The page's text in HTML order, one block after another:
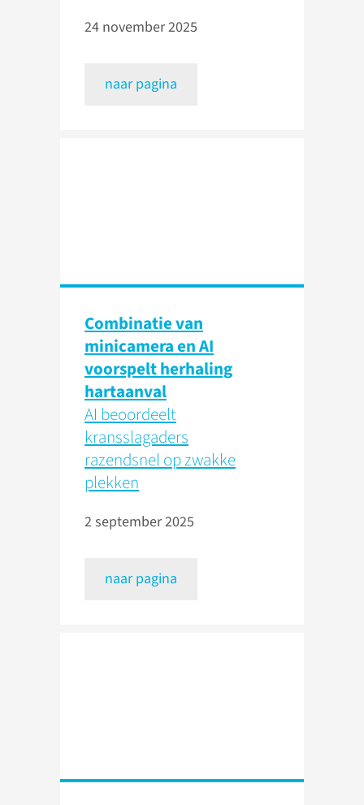
24 november 2025
naar pagina
Combinatie van
minicamera en AI
voorspelt herhaling
hartaanval
AI beoordeelt
kransslagaders
razendsnel op zwakke
plekken
2 september 2025
naar pagina